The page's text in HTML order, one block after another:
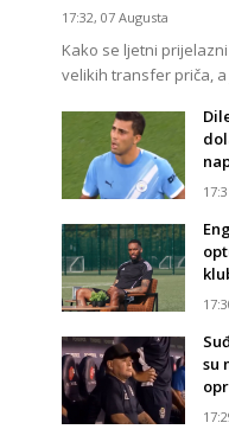
17:32, 07 Augusta
Kako se ljetni
velikih transfer priča,
su